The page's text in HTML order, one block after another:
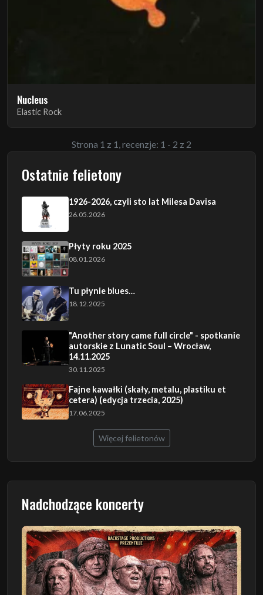
Nucleus
Elastic Rock
Strona 1 z 1, recenzje: 1 - 2 z 2
Ostatnie felietony
1926-2026, czyli sto lat Milesa Davisa
26.05.2026
Płyty roku 2025
08.01.2026
Tu płynie blues…
18.12.2025
"Another story came full circle" - spotkanie
autorskie z Lunatic Soul – Wrocław,
14.11.2025
30.11.2025
Fajne kawałki (skały, metalu, plastiku et
cetera) (edycja trzecia, 2025)
17.06.2025
Więcej felietonów
Nadchodzące koncerty